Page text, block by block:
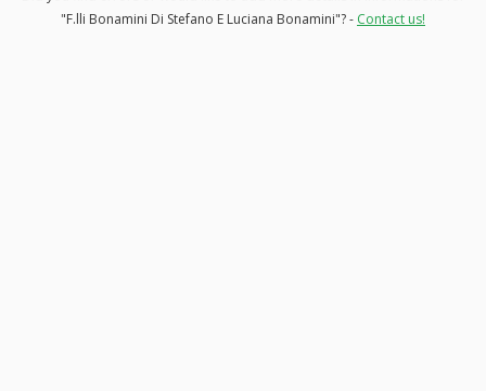
"F.lli Bonamini Di Stefano E Luciana Bonamini"? - Contact us!